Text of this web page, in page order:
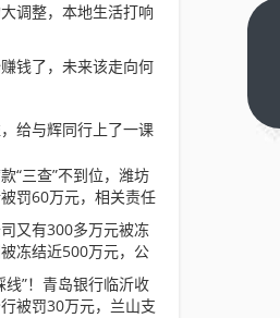
调整，本地生活打响
钱了，未来该走向何
给与辉同行上了一课
“三查”不到位，潍坊
罚60万元，相关责任
又有300多万元被冻
冻结近500万元，公
至少2.1亿元
线”！青岛银行临沂收
被罚30万元，兰山支